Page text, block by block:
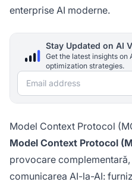
enterprise AI moderne.
Stay Updated on AI
Get the latest insights on
optimization strategies.
Email address
Model Context Protocol
Model Context Protocol
provocare
comunicarea AI-la-AI: